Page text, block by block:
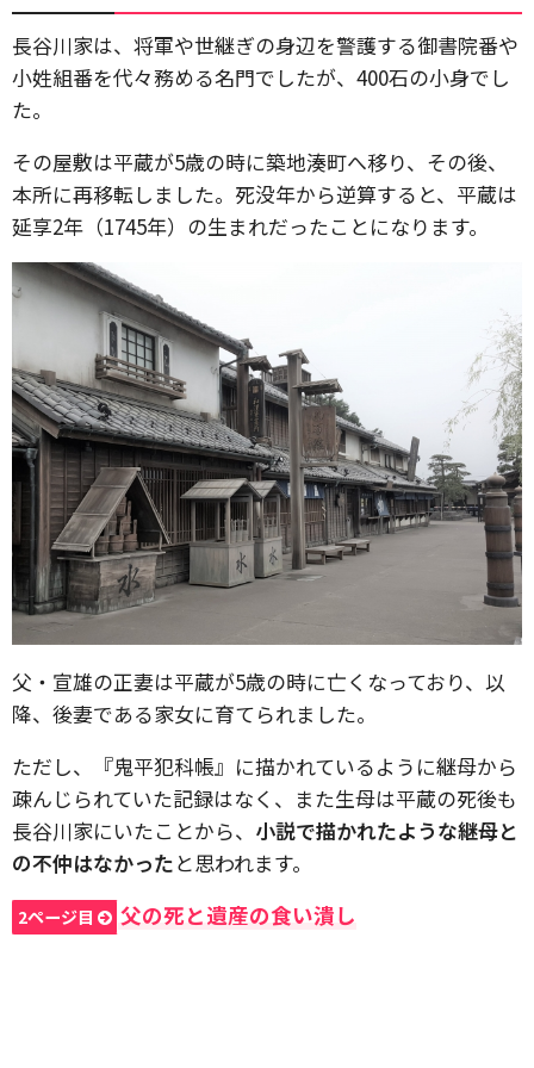
長谷川家は、将軍や世継ぎの身辺を警護する御書院番や
小姓組番を代々務める名門でしたが、400石の小身でし
た。
その屋敷は平蔵が5歳の時に築地湊町へ移り、その後、
本所に再移転しました。死没年から逆算すると、平蔵は
延享2年（1745年）の生まれだったことになります。
父・宣雄の正妻は平蔵が5歳の時に亡くなっており、以
降、後妻である家女に育てられました。
ただし、『鬼平犯科帳』に描かれているように継母から
疎んじられていた記録はなく、また生母は平蔵の死後も
長谷川家にいたことから、 小説で描かれたような継母と
の不仲はなかったと思われます。
2ページ目 父の死と遺産の食い潰し